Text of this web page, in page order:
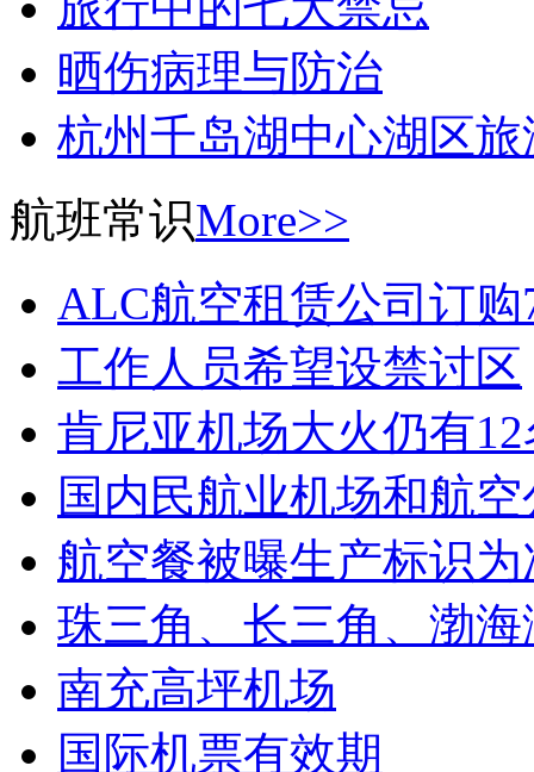
晒伤病理与防治
杭州千岛湖中心湖区
航班常识More>>
ALC航空租赁公司订购
工作人员希望设禁讨区
肯尼亚机场大火仍有
国内民航业机场和航
航空餐被曝生产标识
珠三角、长三角、渤
南充高坪机场
国际机票有效期